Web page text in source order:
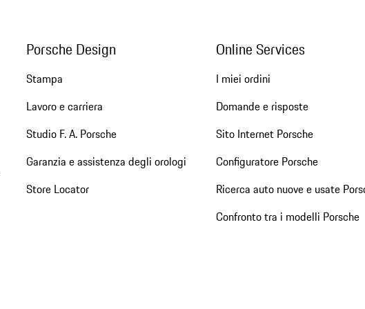
Porsche Design
Stampa
Lavoro e carriera
Studio F. A. Porsche
Garanzia e assistenza degli orologi
Store Locator
Online Services
I miei ordini
Domande e risposte
Sito Internet Porsche
Configuratore Porsche
Ricerca auto nuove e usate
Confronto tra i modelli Porsche